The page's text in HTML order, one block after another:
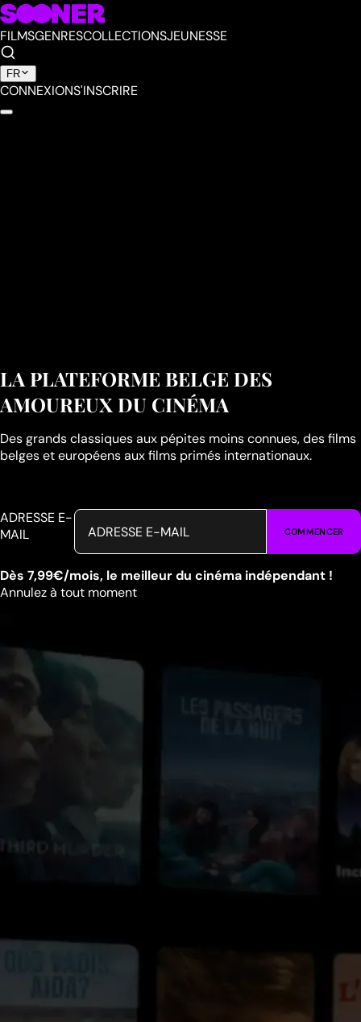
FILMSGENRESCOLLECTIONSJEUNESSE
FR
CONNEXIONS'INSCRIRE
LA PLATEFORME BELGE DES
AMOUREUX DU CINÉMA
Des grands classiques aux pépites moins connues, des films
belges et européens aux films primés internationaux.
ADRESSE E-
MAIL
COMMENCER
Dès 7,99€/mois, le meilleur du cinéma indépendant !
Annulez à tout moment